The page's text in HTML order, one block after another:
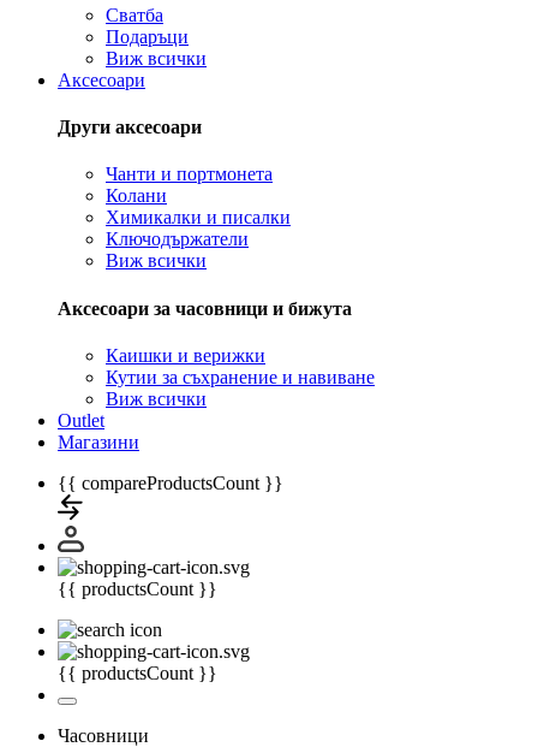
Сватба
Подаръци
Виж всички
Аксесоари
Други аксесоари
Чанти и портмонета
Колани
Химикалки и писалки
Ключодържатели
Виж всички
Аксесоари за часовници и бижута
Каишки и верижки
Кутии за съхранение и навиване
Виж всички
Outlet
Магазини
{{ compareProductsCount }}
{{ productsCount }}
{{ productsCount }}
Часовници